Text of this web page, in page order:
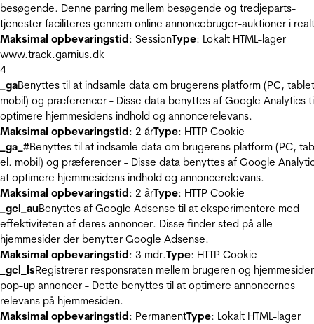
besøgende. Denne parring mellem besøgende og tredjeparts-
tjenester faciliteres gennem online annoncebruger-auktioner i
Maksimal opbevaringstid: SessionType: Lokalt HTML-lager
www.track.garnius.dk
4
_gaBenyttes til at indsamle data om brugerens platform (PC,
mobil) og præferencer - Disse data benyttes af Google Analytics
optimere hjemmesidens indhold og annoncerelevans.
Maksimal opbevaringstid: 2 årType: HTTP Cookie
_ga_#Benyttes til at indsamle data om brugerens platform (PC,
el. mobil) og præferencer - Disse data benyttes af Google
at optimere hjemmesidens indhold og annoncerelevans.
Maksimal opbevaringstid: 2 årType: HTTP Cookie
_gcl_auBenyttes af Google Adsense til at eksperimentere med
effektiviteten af deres annoncer. Disse finder sted på alle
hjemmesider der benytter Google Adsense.
Maksimal opbevaringstid: 3 mdr.Type: HTTP Cookie
_gcl_lsRegistrerer responsraten mellem brugeren og
pop-up annoncer - Dette benyttes til at optimere annoncernes
relevans på hjemmesiden.
Maksimal opbevaringstid: PermanentType: Lokalt HTML-lager